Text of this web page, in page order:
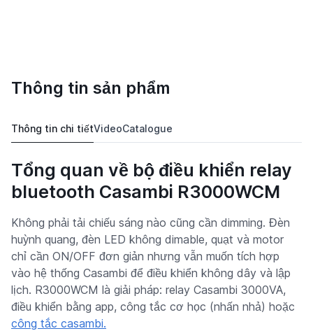
Bảo hành 24 tháng
Thông tin sản phẩm
Thông tin chi tiếtVideoCatalogue
Tổng quan về bộ điều khiển relay
bluetooth Casambi R3000WCM
Không phải tải chiếu sáng nào cũng cần dimming. Đèn
huỳnh quang, đèn LED không dimable, quạt và motor
chỉ cần ON/OFF đơn giản nhưng vẫn muốn tích hợp
vào hệ thống Casambi để điều khiển không dây và lập
lịch. R3000WCM là giải pháp: relay Casambi 3000VA,
điều khiển bằng app, công tắc cơ học (nhấn nhả) hoặc
công tắc casambi.